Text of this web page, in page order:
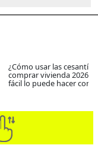
¿Cómo usar las
comprar vivienda 2026?
fácil lo puede hacer con